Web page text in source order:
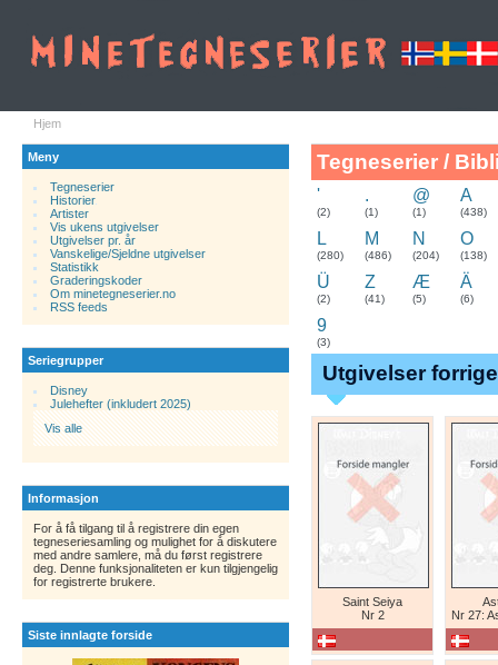
Hjem
Meny
Tegneserier
Historier.
Artister
Vis ukens utgivelser
Utgivelser pr. år
Vanskelige/Sjeldne utgivelser
Statistikk
Graderingskoder
Om minetegneserier.no
RSS feeds
Seriegrupper
Disney
Julehefter (inkludert 2025)
Vis alle
Informasjon
For å få tilgang til å registrere din egen
tegneseriesamling og mulighet for å diskutere
med andre samlere, må du først registrere
deg. Denne funksjonaliteten er kun tilgjengelig
for registrerte brukere.
Siste innlagte forside
Tegneserier /
'
(2)
.
(1)
@
(1)
A
(438)
L
(280)
M
(486)
N
(204)
O
(138)
Ü
(2)
Z
(41)
Æ
(5)
Ä
(6)
9
(3)
Utgivelser
Saint Seiya
Nr 2
Nr 27: